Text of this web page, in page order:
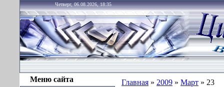
Четверг, 06.08.2026, 18:35
Меню сайта
Главная » 2009 » Март » 23